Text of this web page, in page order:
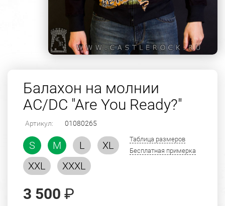
Балахон на молнии
AC/DC "Are You Ready?"
Артикул: 01080265
S M L
XL
XXL
XXXL
Таблица размеров
Бесплатная примерка
3 500 ₽